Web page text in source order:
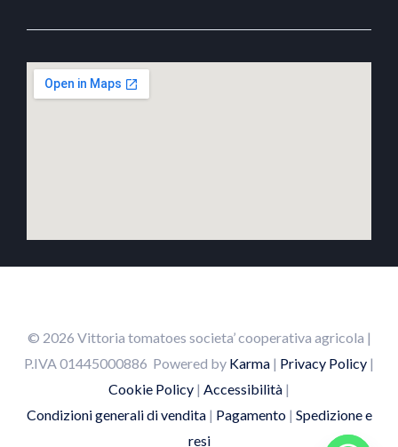
© 2026 Vittoria tomatoes societa’ cooperativa agricola |
P.IVA 01445000886 Powered by Karma | Privacy Policy |
Cookie Policy | Accessibilità |
Condizioni generali di vendita| Pagamento| Spedizione e
resi